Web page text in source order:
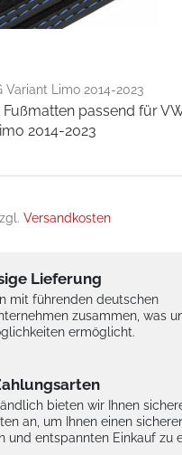
Variant Limo 2014-2023
passend für
2014-2023
Versandkosten
Lieferung
mit führenden deutschen
zusammen, was
ermöglicht.
bieten wir Ihnen
an, um Ihnen einen
und entspannten Einkauf zu